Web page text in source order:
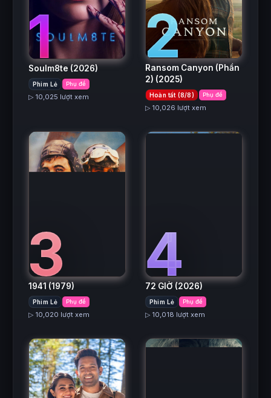
1
Soulm8te (2026)
Phim Lẻ Phụ đề
▷ 10,025 lượt xem
2
Ransom Canyon (Phần
2) (2025)
Hoàn tất (8/8) Phụ đề
▷ 10,026 lượt xem
3
1941 (1979)
Phim Lẻ Phụ đề
▷ 10,020 lượt xem
4
72 GIỜ (2026)
Phim Lẻ Phụ đề
▷ 10,018 lượt xem